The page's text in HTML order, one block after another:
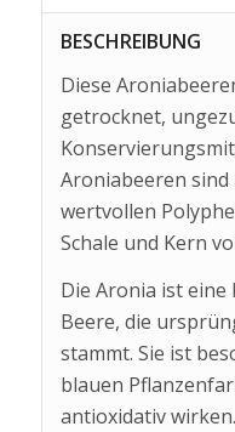
BESCHREIBUNG
Diese
getrocknet,
Aroniabeeren
wertvollen
Schale und Kern
Die Aronia ist
Beere, die
stammt. Sie ist
blauen
antioxidativ